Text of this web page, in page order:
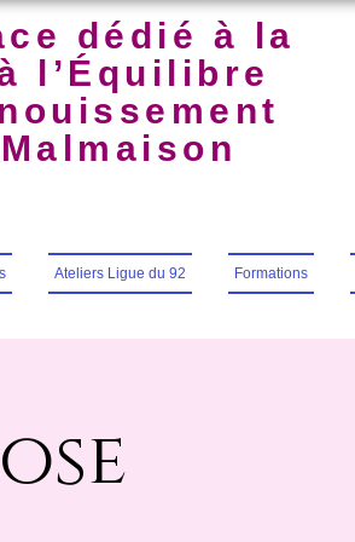
dédié à la
l’Équilibre
Ateliers Ligue du 92 Formations